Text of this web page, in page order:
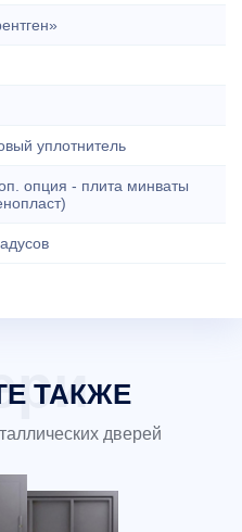
уплотнитель
опция - плита минваты
ТАКЖЕ
дверей